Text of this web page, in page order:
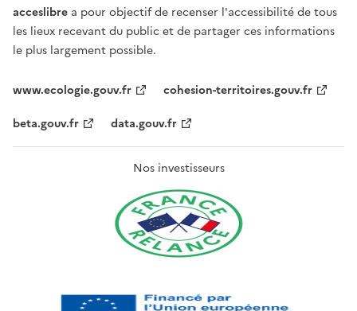
acceslibre a pour objectif de recenser l'accessibilité de tous
les lieux recevant du public et de partager ces informations
le plus largement possible.
www.ecologie.gouv.fr
cohesion-territoires.gouv.fr
beta.gouv.fr
data.gouv.fr
Nos investisseurs